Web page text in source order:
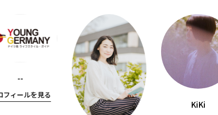
--
フィールを見る
KiKi